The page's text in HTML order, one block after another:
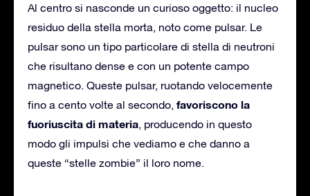
Al centro si nasconde un curioso oggetto: il nucleo
residuo della stella morta, noto come pulsar. Le
pulsar sono un tipo particolare di stella di neutroni
che risultano dense e con un potente campo
magnetico. Queste pulsar, ruotando velocemente
fino a cento volte al secondo, favoriscono la
fuoriuscita di materia, producendo in questo
modo gli impulsi che vediamo e che danno a
queste “stelle zombie” il loro nome.